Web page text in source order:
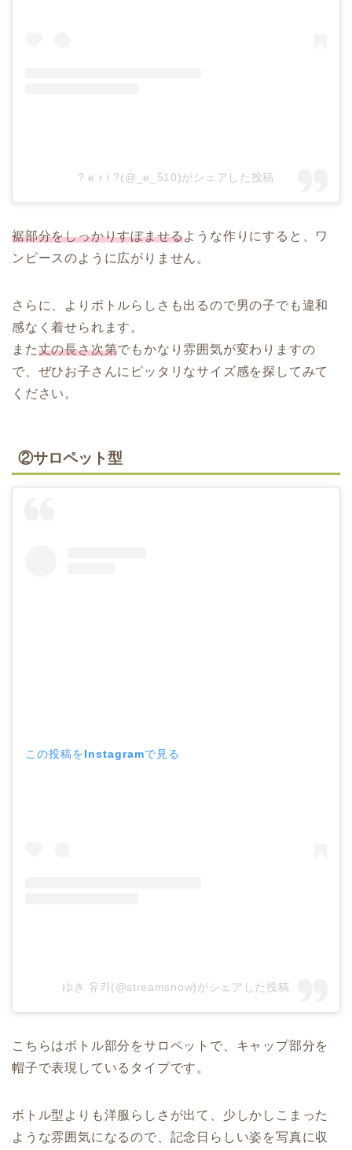
? e r i ?(@_e_510)がシェアした投稿
裾部分をしっかりすぼませるような作りにすると、ワ
ンピースのように広がりません。
さらに、よりボトルらしさも出るので男の子でも違和
感なく着せられます。
また丈の長さ次第でもかなり雰囲気が変わりますの
で、ぜひお子さんにピッタリなサイズ感を探してみて
ください。
②サロペット型
この投稿をInstagramで見る
ゆき 유키(@streamsnow)がシェアした投稿
こちらはボトル部分をサロペットで、キャップ部分を
帽子で表現しているタイプです。
ボトル型よりも洋服らしさが出て、少しかしこまった
ような雰囲気になるので、記念日らしい姿を写真に収